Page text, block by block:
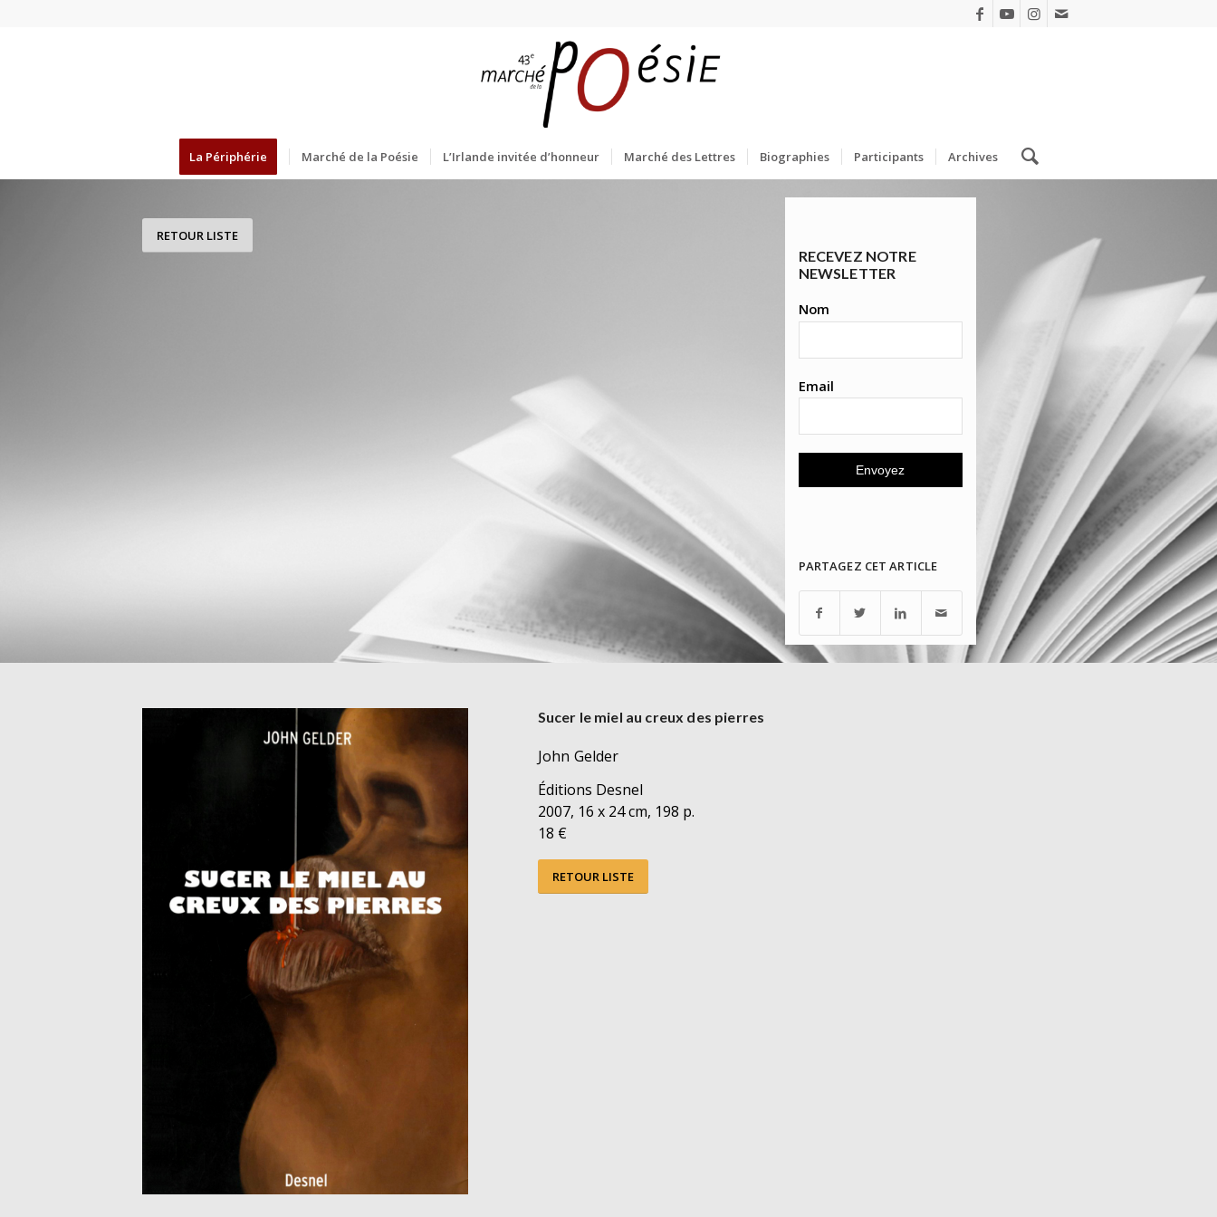
La Périphérie Marché de la Poésie L’Irlande invitée d’honneur Marché des Lettres Biographies Participants Archives
RETOUR LISTE
RECEVEZ NOTRE
NEWSLETTER
Nom
Email
PARTAGEZ CET ARTICLE
Sucer le miel au creux des pierres
John Gelder
Éditions Desnel
2007, 16 x 24 cm, 198 p.
18 €
RETOUR LISTE